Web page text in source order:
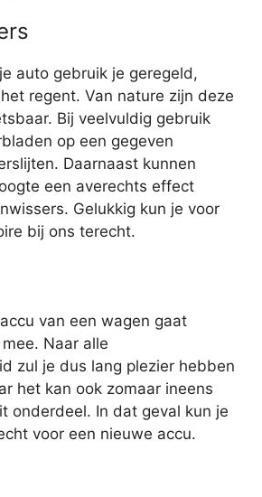
auto gebruik je geregeld,
regent. Van nature zijn deze
Bij veelvuldig gebruik
op een gegeven
Daarnaast kunnen
een averechts effect
Gelukkig kun je voor
bij ons terecht.
van een wagen gaat
Naar alle
zul je dus lang plezier hebben
het kan ook zomaar ineens
onderdeel. In dat geval kun je
voor een nieuwe accu.